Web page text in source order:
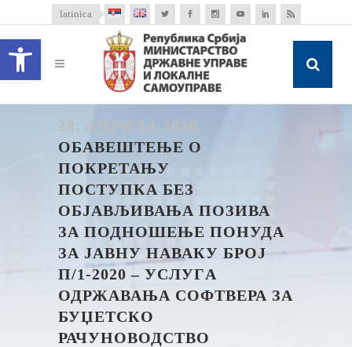
Open toolbar
latinica
28. АПРИЛА 2020.
ОБАВЕШТЕЊЕ О
ПОКРЕТАЊУ
ПОСТУПКА БЕЗ
ОБЈАВЉИВАЊА ПОЗИВА
ЗА ПОДНОШЕЊЕ ПОНУДА
ЗА ЈАВНУ НАВАКУ БРОЈ
П/1-2020 – УСЛУГA
ОДРЖАВАЊА СОФТВЕРА ЗА
БУЏЕТСКО
РАЧУНОВОДСТВО